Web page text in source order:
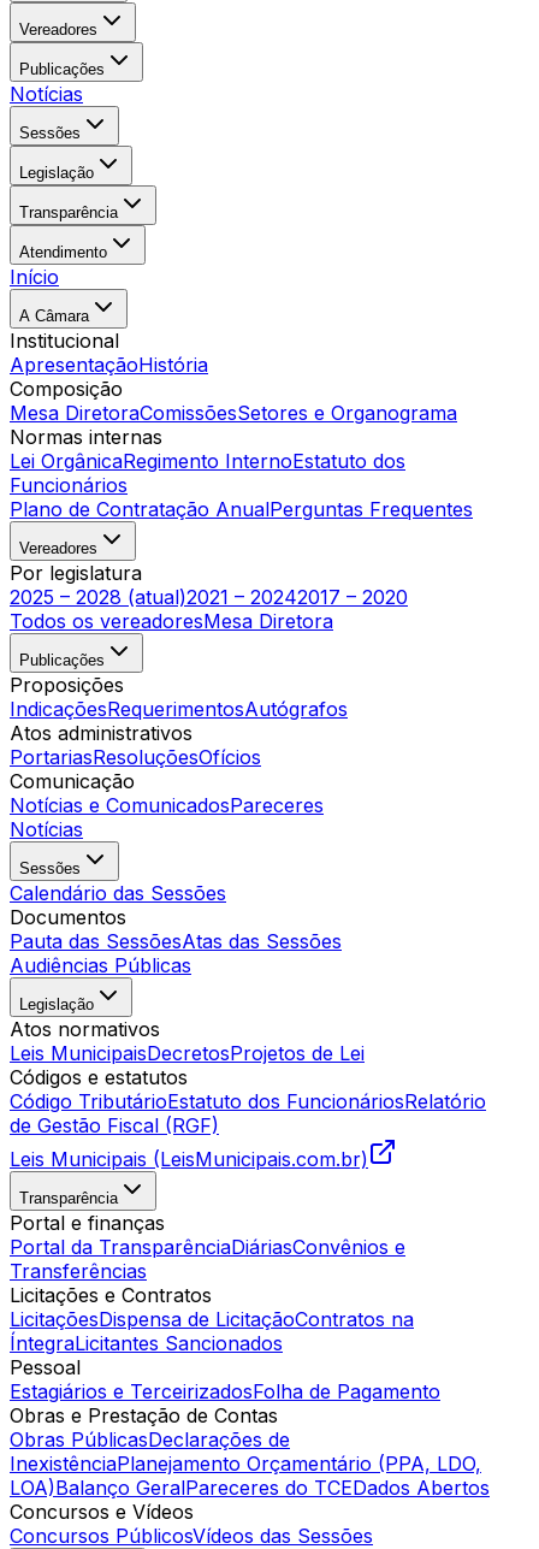
Vereadores
Publicações
Notícias
Sessões
Legislação
Transparência
Atendimento
Início
A Câmara
Institucional
ApresentaçãoHistória
Composição
Mesa DiretoraComissõesSetores e Organograma
Normas internas
Lei OrgânicaRegimento InternoEstatuto dos
Funcionários
Plano de Contratação AnualPerguntas Frequentes
Vereadores
Por legislatura
2025 – 2028 (atual)2021 – 20242017 – 2020
Todos os vereadoresMesa Diretora
Publicações
Proposições
IndicaçõesRequerimentosAutógrafos
Atos administrativos
PortariasResoluçõesOfícios
Comunicação
Notícias e ComunicadosPareceres
Notícias
Sessões
Calendário das Sessões
Documentos
Pauta das SessõesAtas das Sessões
Audiências Públicas
Legislação
Atos normativos
Leis MunicipaisDecretosProjetos de Lei
Códigos e estatutos
Código TributárioEstatuto dos FuncionáriosRelatório
de Gestão Fiscal (RGF)
Leis Municipais (LeisMunicipais.com.br)
Transparência
Portal e finanças
Portal da TransparênciaDiáriasConvênios e
Transferências
Licitações e Contratos
LicitaçõesDispensa de LicitaçãoContratos na
ÍntegraLicitantes Sancionados
Pessoal
Estagiários e TerceirizadosFolha de Pagamento
Obras e Prestação de Contas
Obras PúblicasDeclarações de
InexistênciaPlanejamento Orçamentário (PPA, LDO,
LOA)Balanço GeralPareceres do TCEDados Abertos
Concursos e Vídeos
Concursos PúblicosVídeos das Sessões